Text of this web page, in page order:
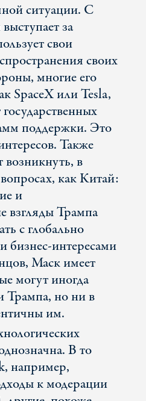
ситуации. С
за
свои
своих
многие его
SpaceX или Tesla,
поддержки. Это
Также
в
как Китай:
и
взгляды Трампа
с глобально
бизнес-интересами
Маск имеет
могут иногда
Трампа, но ни в
им.
В то
например,
к модерации